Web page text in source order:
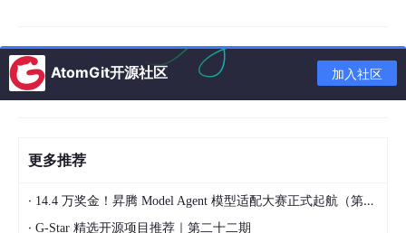
AtomGit开源社区 加入社区
更多推荐
· 14.4 万奖金！昇腾 Model Agent 模型适配大赛正式起航（第二季）
· G-Star 精选开源项目推荐｜第二十二期